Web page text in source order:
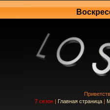
7 сезон | Главная страница |